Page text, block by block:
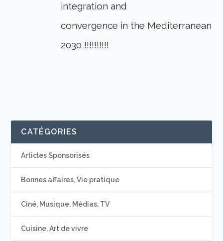
integration and
convergence in the Mediterranean
2030 !!!!!!!!!!
CATÉGORIES
Articles Sponsorisés
Bonnes affaires, Vie pratique
Ciné, Musique, Médias, TV
Cuisine, Art de vivre